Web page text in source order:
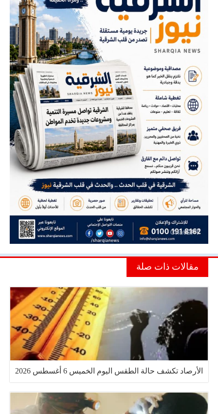
مقالات ذات صلة
الأرصاد تكشف حالة الطقس اليوم الخميس 6 أغسطس 2026